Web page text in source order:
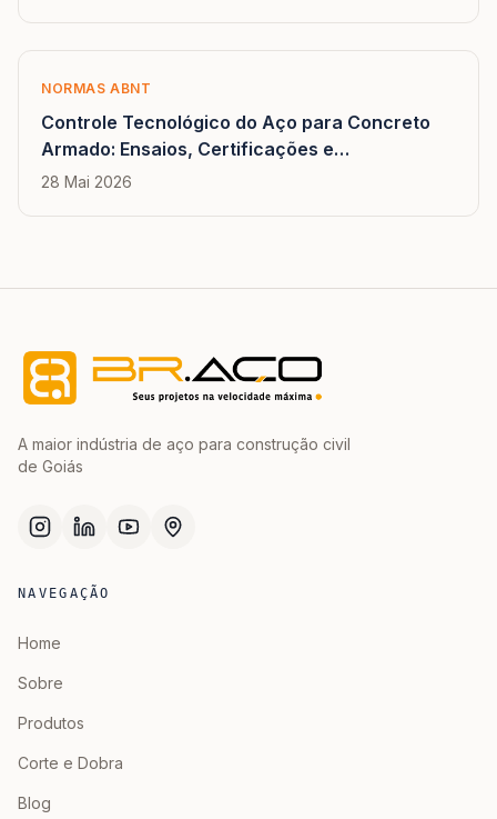
NORMAS ABNT
Controle Tecnológico do Aço para Concreto
Armado: Ensaios, Certificações e
Rastreabilidade
28 Mai 2026
A maior indústria de aço para construção civil
de Goiás
NAVEGAÇÃO
Home
Sobre
Produtos
Corte e Dobra
Blog